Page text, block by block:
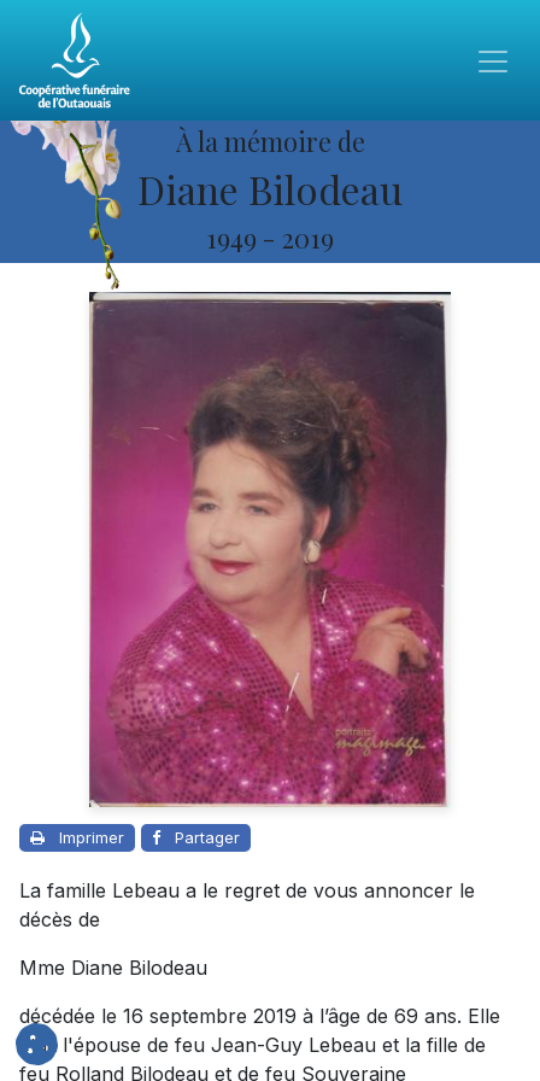
À la mémoire de
Diane Bilodeau
1949 - 2019
Imprimer Partager
La famille Lebeau a le regret de vous annoncer le
décès de
Mme Diane Bilodeau
décédée le 16 septembre 2019 à l’âge de 69 ans. Elle
était l'épouse de feu Jean-Guy Lebeau et la fille de
feu Rolland Bilodeau et de feu Souveraine